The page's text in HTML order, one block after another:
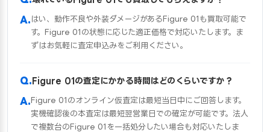
はい、動作不良や外装ダメージがあるFigure 01も買取可能で
す。Figure 01の状態に応じた適正価格で対応いたします。ま
ずはお気軽に査定申込みをご利用ください。
Figure 01の査定にかかる時間はどのくらいですか？
Figure 01のオンライン仮査定は最短当日中にご回答します。
実機確認後の本査定は最短翌営業日での確定が可能です。法人
で複数台のFigure 01を一括処分したい場合も対応いたしま